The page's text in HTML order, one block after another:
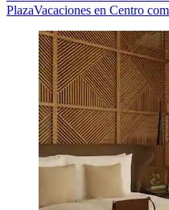
PlazaVacaciones en Centro